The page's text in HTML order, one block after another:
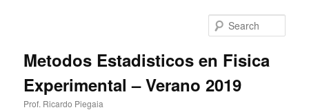
Metodos Estadisticos en Fisica
Experimental – Verano 2019
Prof. Ricardo Piegaia